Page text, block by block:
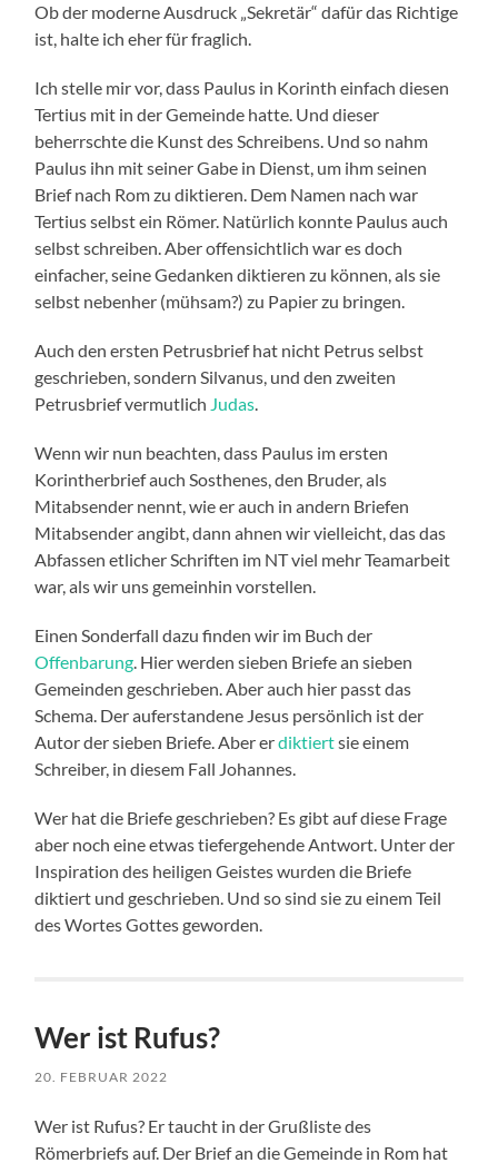
Ob der moderne Ausdruck „Sekretär“ dafür das Richtige
ist, halte ich eher für fraglich.
Ich stelle mir vor, dass Paulus in Korinth einfach diesen
Tertius mit in der Gemeinde hatte. Und dieser
beherrschte die Kunst des Schreibens. Und so nahm
Paulus ihn mit seiner Gabe in Dienst, um ihm seinen
Brief nach Rom zu diktieren. Dem Namen nach war
Tertius selbst ein Römer. Natürlich konnte Paulus auch
selbst schreiben. Aber offensichtlich war es doch
einfacher, seine Gedanken diktieren zu können, als sie
selbst nebenher (mühsam?) zu Papier zu bringen.
Auch den ersten Petrusbrief hat nicht Petrus selbst
geschrieben, sondern Silvanus, und den zweiten
Petrusbrief vermutlich Judas.
Wenn wir nun beachten, dass Paulus im ersten
Korintherbrief auch Sosthenes, den Bruder, als
Mitabsender nennt, wie er auch in andern Briefen
Mitabsender angibt, dann ahnen wir vielleicht, das das
Abfassen etlicher Schriften im NT viel mehr Teamarbeit
war, als wir uns gemeinhin vorstellen.
Einen Sonderfall dazu finden wir im Buch der
Offenbarung. Hier werden sieben Briefe an sieben
Gemeinden geschrieben. Aber auch hier passt das
Schema. Der auferstandene Jesus persönlich ist der
Autor der sieben Briefe. Aber erdiktiertsie einem
Schreiber, in diesem Fall Johannes.
Wer hat die Briefe geschrieben? Es gibt auf diese Frage
aber noch eine etwas tiefergehende Antwort. Unter der
Inspiration des heiligen Geistes wurden die Briefe
diktiert und geschrieben. Und so sind sie zu einem Teil
des Wortes Gottes geworden.
Wer ist Rufus?
20. FEBRUAR 2022
Wer ist Rufus? Er taucht in der Grußliste des
Römerbriefs auf. Der Brief an die Gemeinde in Rom hat